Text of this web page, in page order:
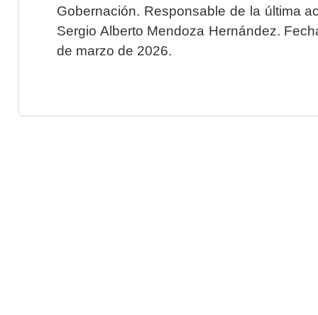
Gobernación. Responsable de la última
Sergio Alberto Mendoza Hernández.
de marzo de 2026.